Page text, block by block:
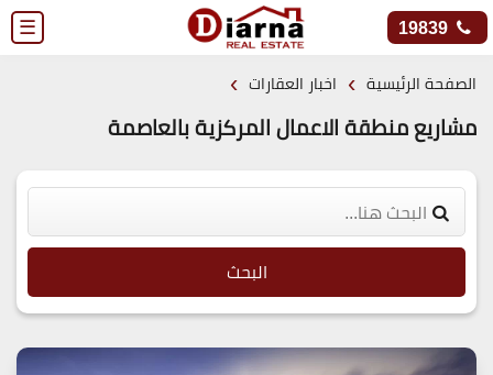
☰ 19839
الصفحة الرئيسية › اخبار العقارات ›
مشاريع منطقة الاعمال المركزية بالعاصمة
البحث